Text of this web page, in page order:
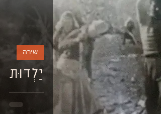
יַלְדוּת
שירה